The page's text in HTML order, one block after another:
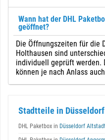
Wann hat der DHL
geöffnet?
Die Öffnungszeiten für die
Holthausen sind
individuell geprüft werden.
können je nach Anlass
Stadtteile in Düsseldorf
DHL Paketbox in Düsseldorf Altstadt